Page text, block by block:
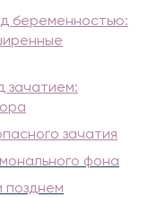
беременностью:
зачатием:
зачатия
фона
позднем